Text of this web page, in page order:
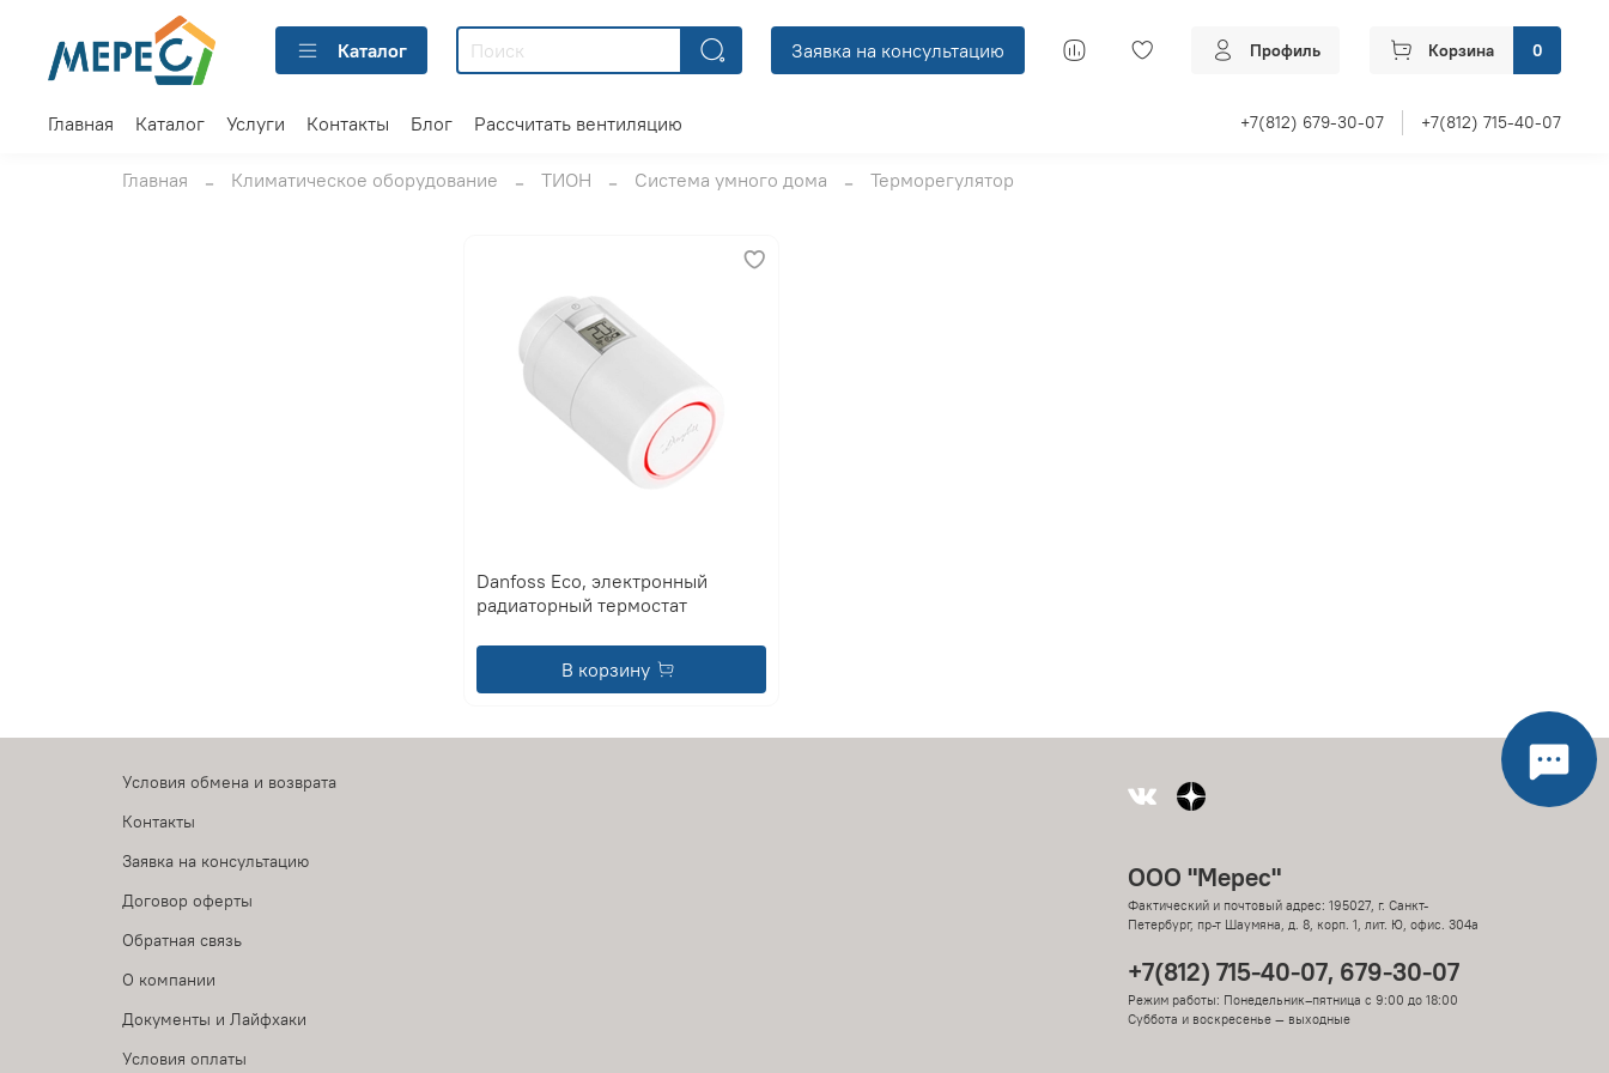
Каталог Заявка на консультацию Профиль Корзина 0
Главная Каталог Услуги Контакты Блог Рассчитать вентиляцию +7(812) 679-30-07 +7(812) 715-40-07
Главная Климатическое оборудование ТИОН Система умного дома Терморегулятор
Danfoss Eco, электронный
радиаторный термостат
В корзину
Условия обмена и возврата
Контакты
Заявка на консультацию
Договор оферты
Обратная связь
О компании
Документы и Лайфхаки
Условия оплаты
ООО "Мерес"
Фактический и почтовый адрес: 195027, г. Санкт-
Петербург, пр-т Шаумяна, д. 8, корп. 1, лит. Ю, офис. 304а
+7(812) 715-40-07, 679-30-07
Режим работы: Понедельник–пятница с 9:00 до 18:00
Суббота и воскресенье — выходные